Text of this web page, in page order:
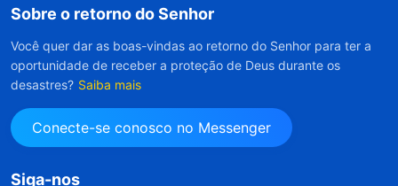
Sobre o retorno do Senhor
Você quer dar as boas-vindas ao retorno do Senhor para ter a
oportunidade de receber a proteção de Deus durante os
desastres? Saiba mais
Conecte-se conosco no Messenger
Siga-nos